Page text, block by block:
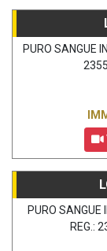
PURO SANGUE
PURO
REG.: